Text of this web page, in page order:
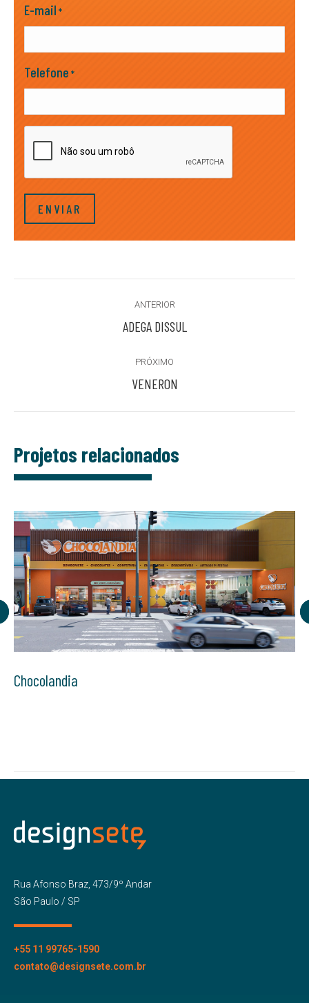
E-mail *
Telefone *
ANTERIOR
Previous
ADEGA DISSUL
PRÓXIMO
Next
VENERON
Projetos relacionados
Chocolandia
Rua Afonso Braz, 473/9º Andar
São Paulo / SP
+55 11 99765-1590
contato@designsete.com.br